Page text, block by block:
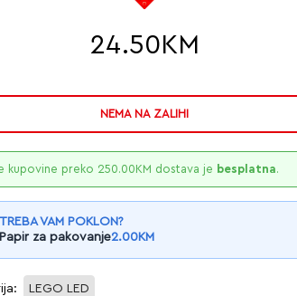
24.50 KM
NEMA NA ZALIHI
kupovine preko 250.00KM dostava je besplatna.
TREBA VAM POKLON?
Papir za pakovanje2.00KM
LEGO LED